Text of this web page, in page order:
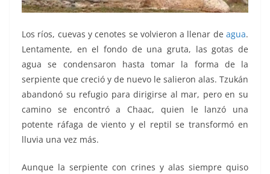
Los ríos, cuevas y cenotes se volvieron a llenar de agua.
Lentamente, en el fondo de una gruta, las gotas de
agua se condensaron hasta tomar la forma de la
serpiente que creció y de nuevo le salieron alas. Tzukán
abandonó su refugio para dirigirse al mar, pero en su
camino se encontró a Chaac, quien le lanzó una
potente ráfaga de viento y el reptil se transformó en
lluvia una vez más.
Aunque la serpiente con crines y alas siempre quiso